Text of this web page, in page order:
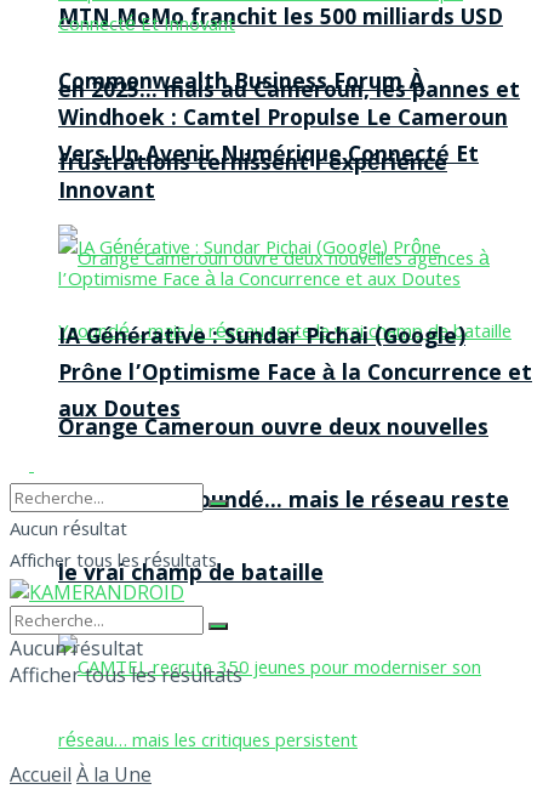
MTN MoMo franchit les 500 milliards USD
en 2025… mais au Cameroun, les pannes et
frustrations ternissent l’expérience
Orange Cameroun ouvre deux nouvelles
agences à Yaoundé… mais le réseau reste
le vrai champ de bataille
Commonwealth Business Forum À
Windhoek : Camtel Propulse Le Cameroun
Vers Un Avenir Numérique Connecté Et
Innovant
IA Générative : Sundar Pichai (Google)
Prône l’Optimisme Face à la Concurrence et
aux Doutes
Aucun résultat
Afficher tous les résultats
Aucun résultat
Afficher tous les résultats
Accueil À la Une